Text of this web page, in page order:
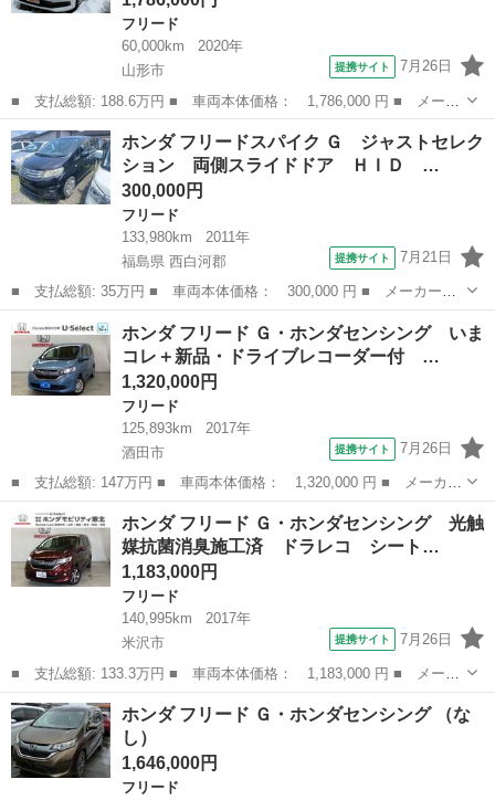
フリード
60,000km
2020年
山形市
提携サイト 7月26日
■ 支払総額: 188.6万円 ■ 車両本体価格： 1,786,000 円 ■ メーカ
ー名： ホンダ ■ 車種名： フリード ■ グレード名： Ｇ・ホン
ダセンシング ■ 排気量： 1500cc ■ ドア枚数： 5D ■ ミ...
山形 山形市 フリード
ホンダ フリードスパイク Ｇ ジャストセレク
ション 両側スライドドア ＨＩＤ …
300,000円
フリード
133,980km
2011年
福島県 西白河郡
提携サイト 7月21日
■ 支払総額: 35万円 ■ 車両本体価格： 300,000 円 ■ メーカー
名： ホンダ ■ 車種名： フリードスパイク ■ グレード名：
Ｇ ジャストセレクション 両側スライドドア ＨＩＤ キーレスエ
ントリー 電動格納...
福島 西白河郡 フリード
ホンダ フリード Ｇ・ホンダセンシング いま
コレ＋新品・ドライブレコーダー付 …
1,320,000円
フリード
125,893km
2017年
酒田市
提携サイト 7月26日
■ 支払総額: 147万円 ■ 車両本体価格： 1,320,000 円 ■ メーカー
名： ホンダ ■ 車種名： フリード ■ グレード名： Ｇ・ホンダ
センシング いまコレ＋新品・ドライブレコーダー付 光触媒抗菌消
臭施工済 ...
山形 フリード
ホンダ フリード Ｇ・ホンダセンシング 光触
媒抗菌消臭施工済 ドラレコ シート…
1,183,000円
フリード
140,995km
2017年
米沢市
提携サイト 7月26日
■ 支払総額: 133.3万円 ■ 車両本体価格： 1,183,000 円 ■ メーカ
ー名： ホンダ ■ 車種名： フリード ■ グレード名： Ｇ・ホン
ダセンシング 光触媒抗菌消臭施工済 ドラレコ シートヒーター
ＥＴＣ ...
山形 米沢市 フリード
ホンダ フリード Ｇ・ホンダセンシング （な
し）
1,646,000円
フリード